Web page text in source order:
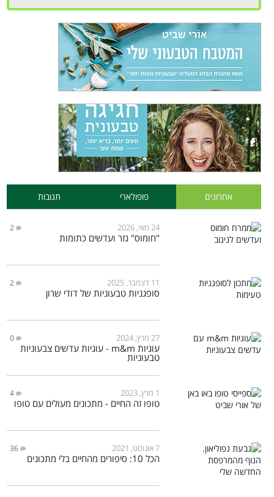
אחרונים פופולארי תגובות
24 מאי, 2026 2
"חומוס" גזר ועדשים כתומות
11 דצמבר, 2025 2
סופגניות טבעוניות של דודי שרון
27 מרץ, 2024 0
עוגיות m&m - עוגיות עדשים צבעוניות
טבעוניות
1 מרץ, 2023 4
טופו זה החיים - מתכונים מעולים עם טופו
7 אוגוסט, 2021 36
הכל 10: סיפורים מהחיים בלי מתכונים